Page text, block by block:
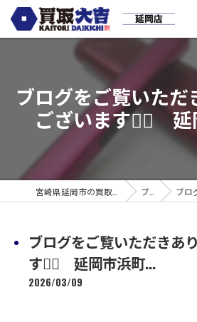
ブログをご覧いただ
ございます🙇‍♀️ 延
ブログ ブログを
ブログをご覧いただきあ
す🙇‍♀️ 延岡市浜町...
2026/03/09